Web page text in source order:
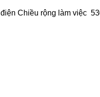
điện Chiều rộng làm việc